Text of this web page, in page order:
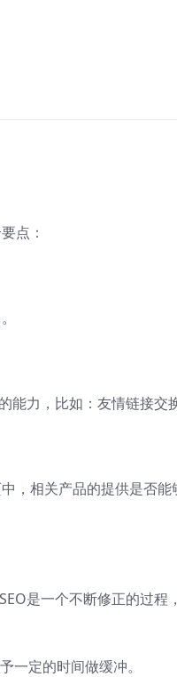
点：
能力，比如：友情链接交
，相关产品的提供是否能
是一个不断修正的过程
一定的时间做缓冲。